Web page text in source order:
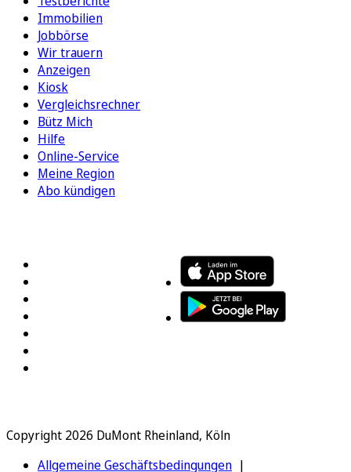
Immobilien
Jobbörse
Wir trauern
Anzeigen
Kiosk
Vergleichsrechner
Bütz Mich
Hilfe
Online-Service
Meine Region
Abo kündigen
Copyright 2026 DuMont Rheinland, Köln
Allgemeine Geschäftsbedingungen